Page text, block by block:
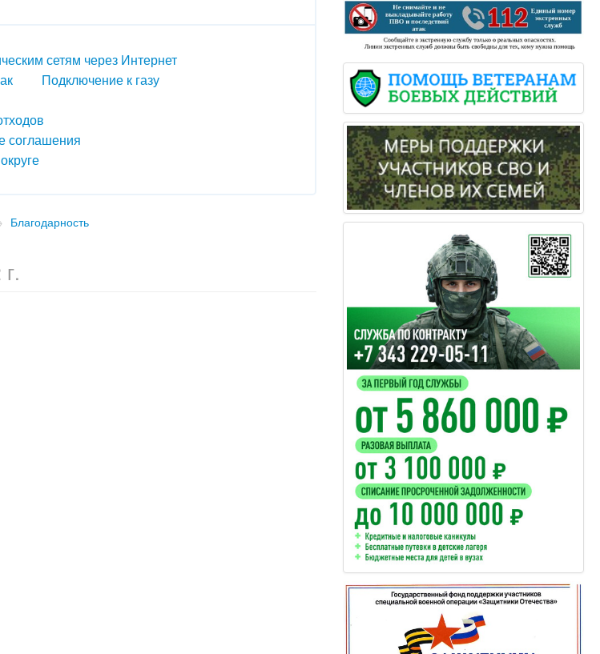
сетям через Интернет
Подключение к газу
соглашения
Благодарность